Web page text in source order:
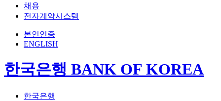
채용
전자계약시스템
본인인증
ENGLISH
한국은행 BANK OF KOREA
한국은행